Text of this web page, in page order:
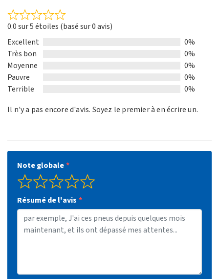
Note globale
Résumé de l'avis
Rated
0.0
out
of
5
0.0 sur 5 étoiles (basé sur 0 avis)
Excellent
0%
Très bon
0%
Moyenne
0%
Pauvre
0%
Terrible
0%
Il n'y a pas encore d'avis. Soyez le premier à en écrire un.